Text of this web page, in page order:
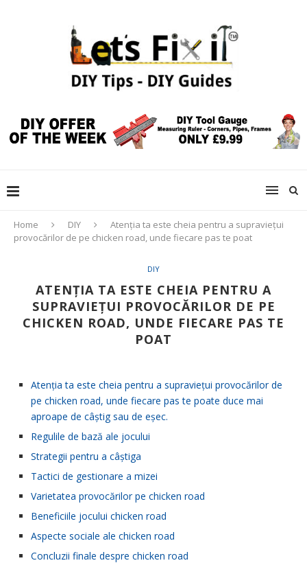
Home DIY
Atenția ta este cheia pentru a supraviețui
provocărilor de pe chicken road, unde fiecare pas te poat
DIY
ATENȚIA TA ESTE CHEIA PENTRU A
SUPRAVIEȚUI PROVOCĂRILOR DE PE
CHICKEN ROAD, UNDE FIECARE PAS TE
POAT
Atenția ta este cheia pentru a supraviețui provocărilor de
pe chicken road, unde fiecare pas te poate duce mai
aproape de câștig sau de eșec.
Regulile de bază ale jocului
Strategii pentru a câștiga
Tactici de gestionare a mizei
Varietatea provocărilor pe chicken road
Beneficiile jocului chicken road
Aspecte sociale ale chicken road
Concluzii finale despre chicken road